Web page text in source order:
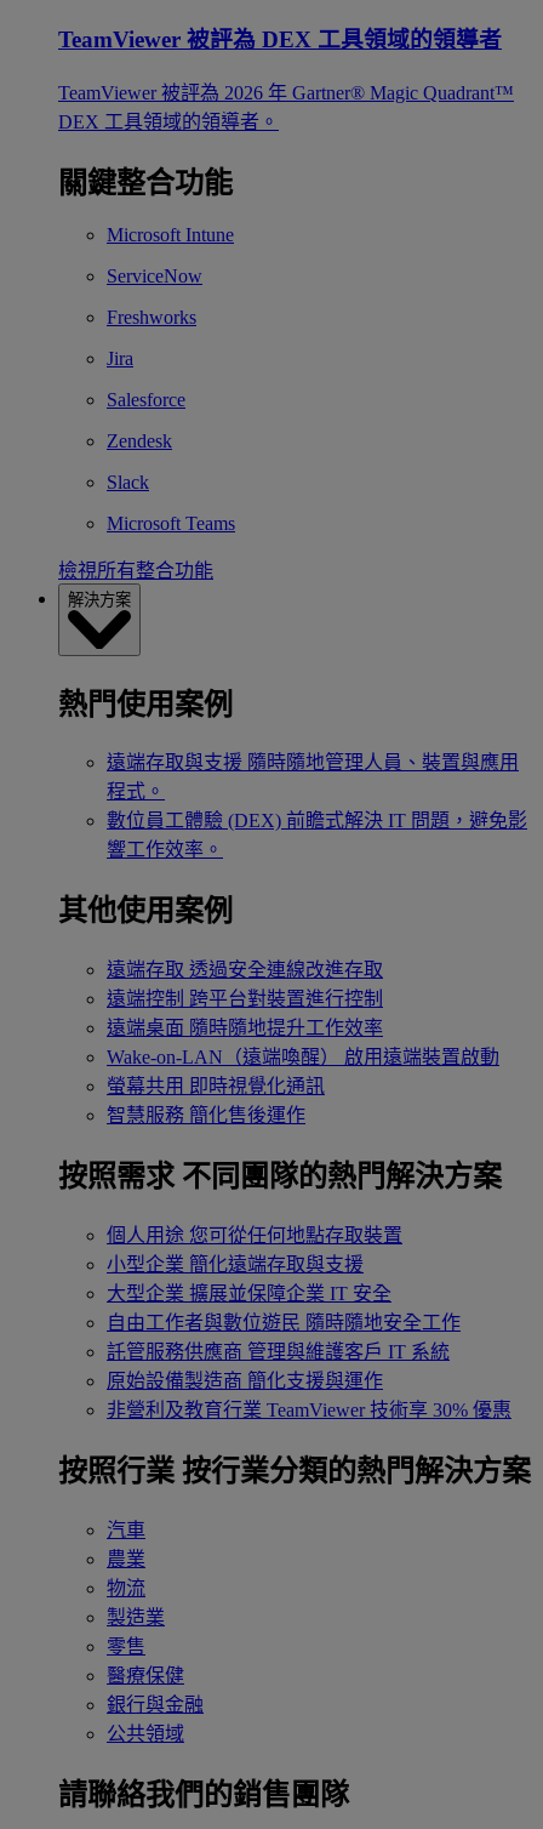
TeamViewer 被評為 DEX 工具領域的領導者
TeamViewer 被評為 2026 年 Gartner® Magic Quadrant™
DEX 工具領域的領導者。
關鍵整合功能
Microsoft Intune
ServiceNow
Freshworks
Jira
Salesforce
Zendesk
Slack
Microsoft Teams
檢視所有整合功能
解決方案
熱門使用案例
遠端存取與支援 隨時隨地管理人員、裝置與應用
程式。
數位員工體驗 (DEX) 前瞻式解決 IT 問題，避免影
響工作效率。
其他使用案例
遠端存取 透過安全連線改進存取
遠端控制 跨平台對裝置進行控制
遠端桌面 隨時隨地提升工作效率
Wake-on-LAN（遠端喚醒）
啟用遠端裝置啟動
螢幕共用 即時視覺化通訊
智慧服務 簡化售後運作
按照需求 不同團隊的熱門解決方案
個人用途 您可從任何地點存取裝置
小型企業 簡化遠端存取與支援
大型企業 擴展並保障企業 IT 安全
自由工作者與數位遊民 隨時隨地安全工作
託管服務供應商 管理與維護客戶 IT 系統
原始設備製造商 簡化支援與運作
非營利及教育行業 TeamViewer 技術享 30% 優惠
按照行業 按行業分類的熱門解決方案
汽車
農業
物流
製造業
零售
醫療保健
銀行與金融
公共領域
請聯絡我們的銷售團隊